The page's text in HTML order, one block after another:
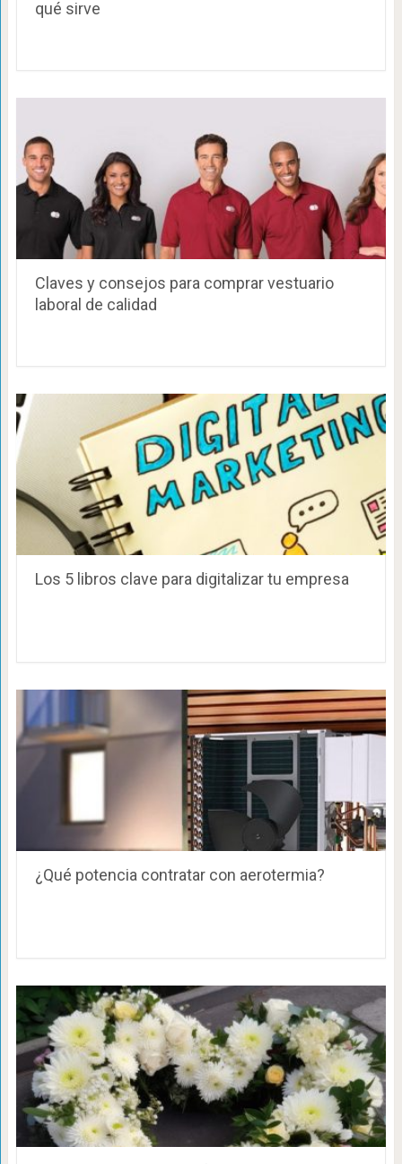
qué sirve
Claves y consejos para comprar vestuario
laboral de calidad
Los 5 libros clave para digitalizar tu empresa
¿Qué potencia contratar con aerotermia?